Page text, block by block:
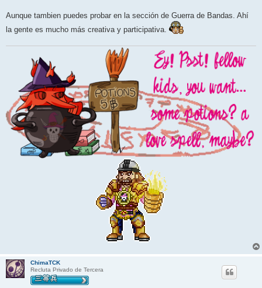
Aunque tambien puedes probar en la sección de Guerra de Bandas. Ahí
la gente es mucho más creativa y participativa.
ChimaTCK
Recluta Privado de Tercera